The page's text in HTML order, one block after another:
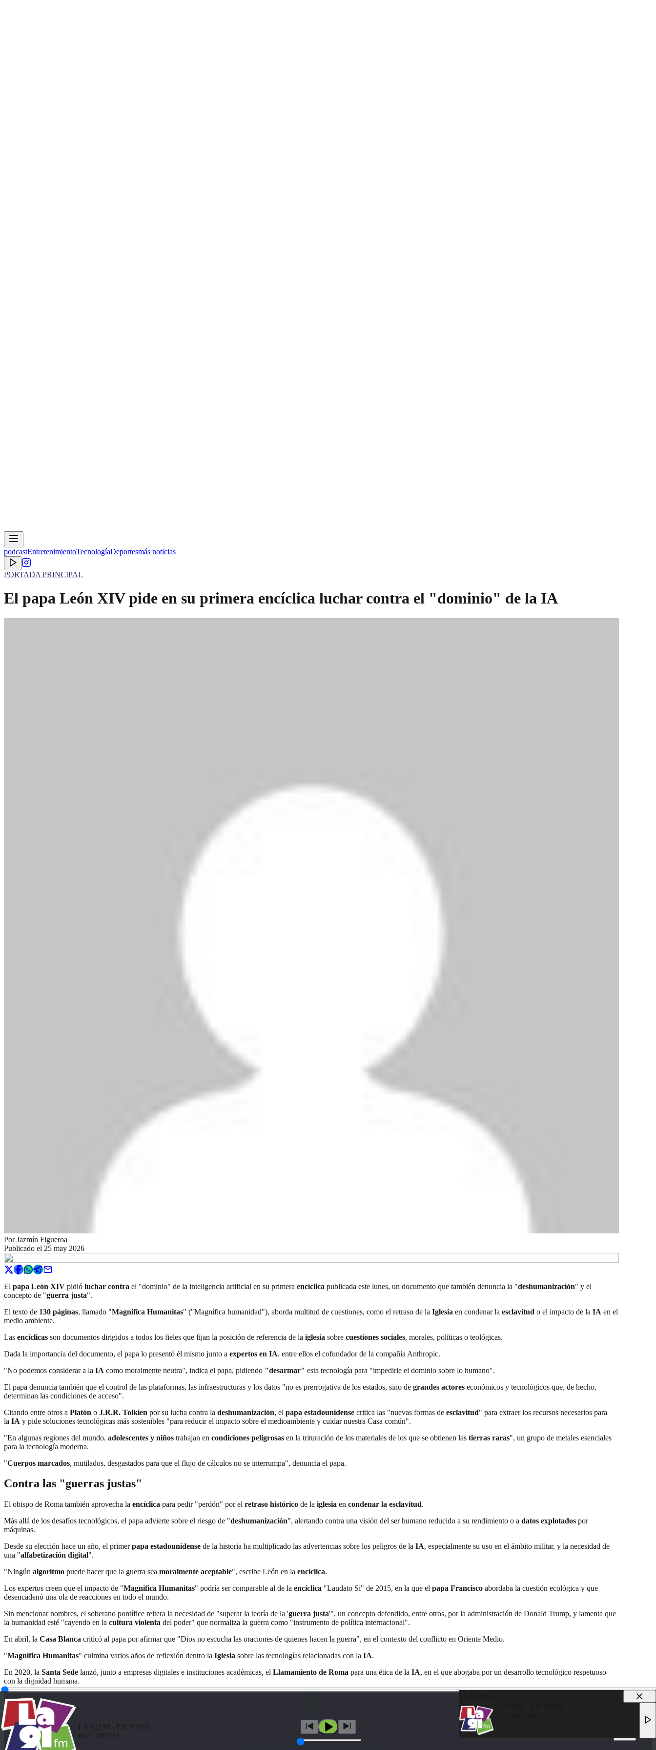
podcastEntretenimientoTecnologíaDeportesmás noticias
PORTADA PRINCIPAL
El papa León XIV pide en su primera encíclica luchar contra el "dominio" de la IA
PorJazmín Figueroa
Publicado el 25 may 2026
El papa León XIV pidió luchar contra el "dominio" de la inteligencia artificial en su primera encíclica publicada este lunes, un documento que también denuncia la "deshumanización" y el
concepto de "guerra justa".
El texto de 130 páginas, llamado "Magnifica Humanitas" ("Magnífica humanidad"), aborda multitud de cuestiones, como el retraso de la Iglesia en condenar la esclavitud o el impacto de la IA en el
medio ambiente.
Las encíclicas son documentos dirigidos a todos los fieles que fijan la posición de referencia de la iglesia sobre cuestiones sociales, morales, políticas o teológicas.
Dada la importancia del documento, el papa lo presentó él mismo junto a expertos en IA, entre ellos el cofundador de la compañía Anthropic.
"No podemos considerar a la IA como moralmente neutra", indica el papa, pidiendo "desarmar" esta tecnología para "impedirle el dominio sobre lo humano".
El papa denuncia también que el control de las plataformas, las infraestructuras y los datos "no es prerrogativa de los estados, sino de grandes actores económicos y tecnológicos que, de hecho,
determinan las condiciones de acceso".
Citando entre otros a Platón o J.R.R. Tolkien por su lucha contra la deshumanización, el papa estadounidense critica las "nuevas formas de esclavitud" para extraer los recursos necesarios para
la IA y pide soluciones tecnológicas más sostenibles "para reducir el impacto sobre el medioambiente y cuidar nuestra Casa común".
"En algunas regiones del mundo, adolescentes y niños trabajan en condiciones peligrosas en la trituración de los materiales de los que se obtienen las tierras raras", un grupo de metales esenciales
para la tecnología moderna.
"Cuerpos marcados, mutilados, desgastados para que el flujo de cálculos no se interrumpa", denuncia el papa.
Contra las "guerras justas"
El obispo de Roma también aprovecha la encíclica para pedir "perdón" por el retraso histórico de la iglesia en condenar la esclavitud.
Más allá de los desafíos tecnológicos, el papa advierte sobre el riesgo de "deshumanización", alertando contra una visión del ser humano reducido a su rendimiento o a datos explotados por
máquinas.
Desde su elección hace un año, el primerpapa estadounidense de la historia ha multiplicado las advertencias sobre los peligros de la IA, especialmente su uso en el ámbito militar, y la necesidad de
una "alfabetización digital".
"Ningún algoritmo puede hacer que la guerra sea moralmente aceptable", escribe León en la encíclica.
Los expertos creen que el impacto de "Magnifica Humanitas" podría ser comparable al de la encíclica "Laudato Si" de 2015, en la que el papa Francisco abordaba la cuestión ecológica y que
desencadenó una ola de reacciones en todo el mundo.
Sin mencionar nombres, el soberano pontífice reitera la necesidad de "superar la teoría de la 'guerra justa'", un concepto defendido, entre otros, por la administración de Donald Trump, y lamenta que
la humanidad esté "cayendo en la cultura violenta del poder" que normaliza la guerra como "instrumento de política internacional".
En abril, la Casa Blanca criticó al papa por afirmar que "Dios no escucha las oraciones de quienes hacen la guerra", en el contexto del conflicto en Oriente Medio.
"Magnifica Humanitas" culmina varios años de reflexión dentro la Iglesia sobre las tecnologías relacionadas con la IA.
En 2020, la Santa Sede lanzó, junto a empresas digitales e instituciones académicas, el Llamamiento de Roma para una ética de la IA, en el que abogaba por un desarrollo tecnológico respetuoso
con la dignidad humana.
© 2025 LA 91FM
TODOS LOS DERECHOS RESERVADOS
LA 91FM - EN VIVO
RCC MEDIA